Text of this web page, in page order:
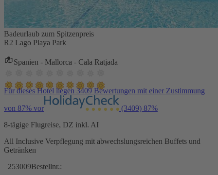
Badeurlaub zum Spitzenpreis
R2 Lago Playa Park
Spanien - Mallorca - Cala Ratjada
Für dieses Hotel liegen 3409 Bewertungen mit einer Zustimmung
von 87% vor (3409) 87%
8-tägige Flugreise, DZ inkl. AI
All Inclusive Verpflegung mit abwechslungsreichen Buffets und
Getränken
253009Bestellnr.: